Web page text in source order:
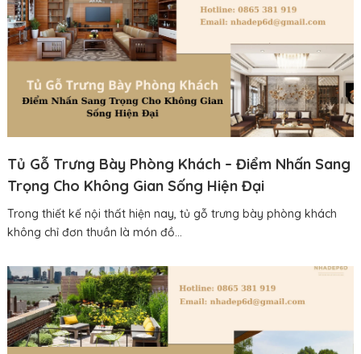
Tủ Gỗ Trưng Bày Phòng Khách – Điểm Nhấn Sang
Trọng Cho Không Gian Sống Hiện Đại
Trong thiết kế nội thất hiện nay, tủ gỗ trưng bày phòng khách
không chỉ đơn thuần là món đồ...